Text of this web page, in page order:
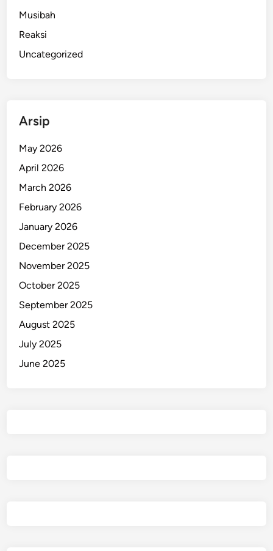
Musibah
Reaksi
Uncategorized
Arsip
May 2026
April 2026
March 2026
February 2026
January 2026
December 2025
November 2025
October 2025
September 2025
August 2025
July 2025
June 2025